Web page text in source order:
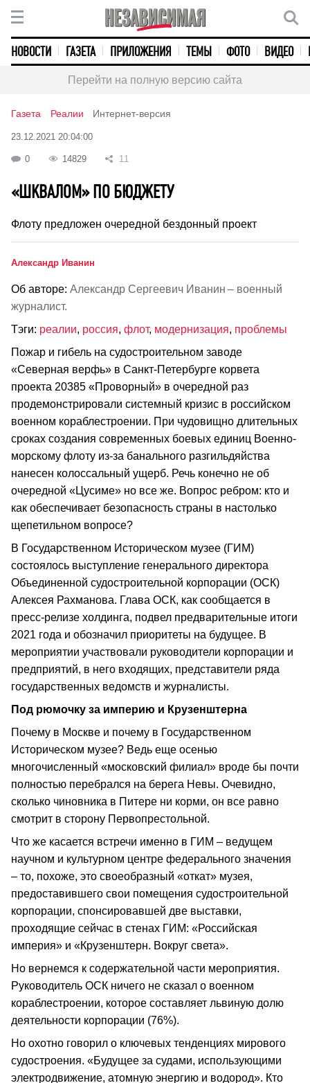
НОВОСТИ ГАЗЕТА ПРИЛОЖЕНИЯ ТЕМЫ ФОТО ВИДЕО
Перейти на полную версию сайта
Газета Реалии Интернет-версия
23.12.2021 20:04:00
0 14829 11
«ШКВАЛОМ» ПО БЮДЖЕТУ
Флоту предложен очередной бездонный проект
Александр Иванин
Об авторе: Александр Сергеевич Иванин – военный
журналист.
Тэги: реалии, россия, флот, модернизация, проблемы
Пожар и гибель на судостроительном заводе
«Северная верфь» в Санкт-Петербурге корвета
проекта 20385 «Проворный» в очередной раз
продемонстрировали системный кризис в российском
военном кораблестроении. При чудовищно длительных
сроках создания современных боевых единиц Военно-
морскому флоту из-за банального разгильдяйства
нанесен колоссальный ущерб. Речь конечно не об
очередной «Цусиме» но все же. Вопрос ребром: кто и
как обеспечивает безопасность страны в настолько
щепетильном вопросе?
В Государственном Историческом музее (ГИМ)
состоялось выступление генерального директора
Объединенной судостроительной корпорации (ОСК)
Алексея Рахманова. Глава ОСК, как сообщается в
пресс-релизе холдинга, подвел предварительные итоги
2021 года и обозначил приоритеты на будущее. В
мероприятии участвовали руководители корпорации и
предприятий, в него входящих, представители ряда
государственных ведомств и журналисты.
Под рюмочку за империю и Крузенштерна
Почему в Москве и почему в Государственном
Историческом музее? Ведь еще осенью
многочисленный «московский филиал» вроде бы почти
полностью перебрался на берега Невы. Очевидно,
сколько чиновника в Питере ни корми, он все равно
смотрит в сторону Первопрестольной.
Что же касается встречи именно в ГИМ – ведущем
научном и культурном центре федерального значения
– то, похоже, это своеобразный «откат» музея,
предоставившего свои помещения судостроительной
корпорации, спонсировавшей две выставки,
проходящие сейчас в стенах ГИМ: «Российская
империя» и «Крузенштерн. Вокруг света».
Но вернемся к содержательной части мероприятия.
Руководитель ОСК ничего не сказал о военном
кораблестроении, которое составляет львиную долю
деятельности корпорации (76%).
Но охотно говорил о ключевых тенденциях мирового
судостроения. «Будущее за судами, использующими
электродвижение, атомную энергию и водород». Кто